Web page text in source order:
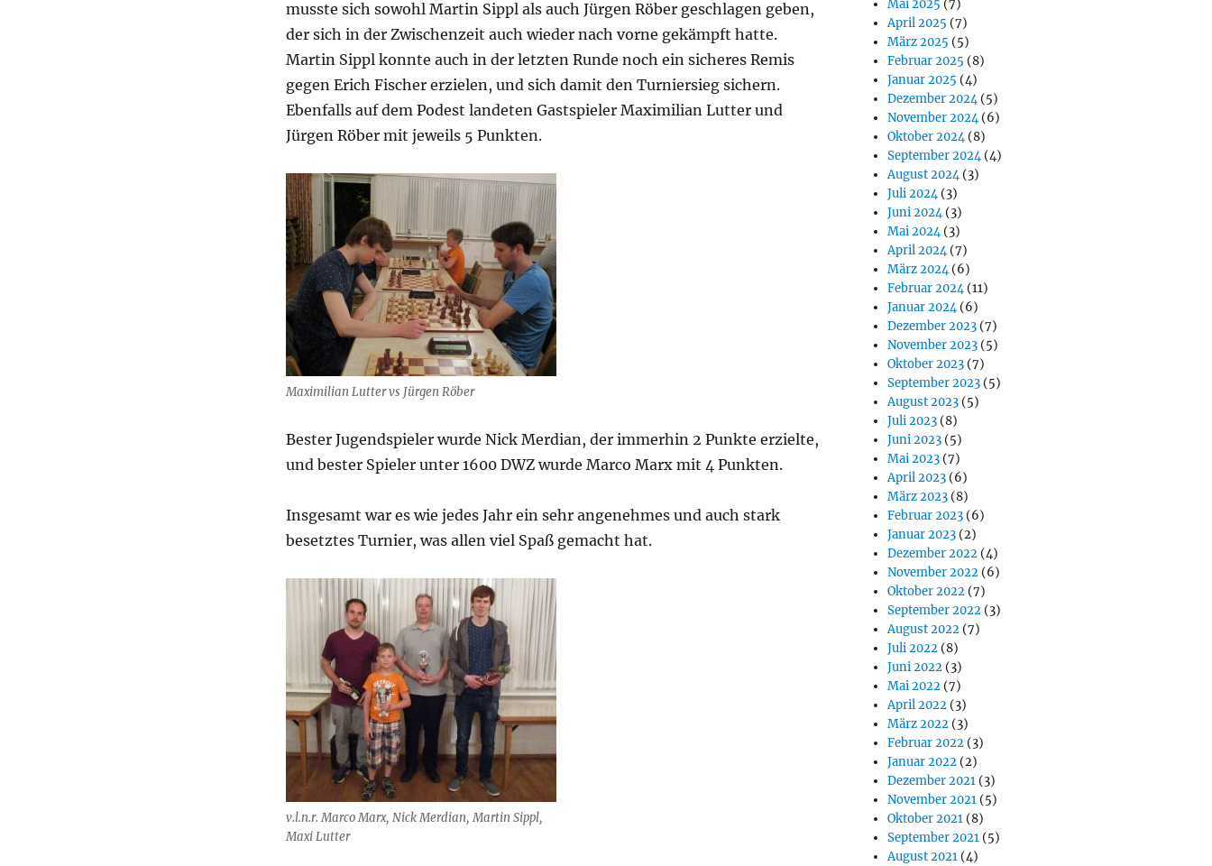
musste sich sowohl Martin Sippl als auch Jürgen Röber geschlagen geben,
der sich in der Zwischenzeit auch wieder nach vorne gekämpft hatte.
Martin Sippl konnte auch in der letzten Runde noch ein sicheres Remis
gegen Erich Fischer erzielen, und sich damit den Turniersieg sichern.
Ebenfalls auf dem Podest landeten Gastspieler Maximilian Lutter und
Jürgen Röber mit jeweils 5 Punkten.
Maximilian Lutter vs Jürgen Röber
Bester Jugendspieler wurde Nick Merdian, der immerhin 2 Punkte erzielte,
und bester Spieler unter 1600 DWZ wurde Marco Marx mit 4 Punkten.
Insgesamt war es wie jedes Jahr ein sehr angenehmes und auch stark
besetztes Turnier, was allen viel Spaß gemacht hat.
v.l.n.r. Marco Marx, Nick Merdian, Martin Sippl,
Maxi Lutter
Mai 2025 (7)
April 2025 (7)
März 2025 (5)
Februar 2025 (8)
Januar 2025 (4)
Dezember 2024(5)
November 2024(6)
Oktober 2024(8)
September 2024(4)
August 2024(3)
Juli 2024(3)
Juni 2024(3)
Mai 2024(3)
April 2024(7)
März 2024(6)
Februar 2024(11)
Januar 2024(6)
Dezember 2023 (7)
November 2023 (5)
Oktober 2023 (7)
September 2023 (5)
August 2023 (5)
Juli 2023 (8)
Juni 2023 (5)
Mai 2023 (7)
April 2023 (6)
März 2023 (8)
Februar 2023 (6)
Januar 2023 (2)
Dezember 2022 (4)
November 2022 (6)
Oktober 2022 (7)
September 2022 (3)
August 2022 (7)
Juli 2022 (8)
Juni 2022 (3)
Mai 2022 (7)
April 2022 (3)
März 2022 (3)
Februar 2022 (3)
Januar 2022 (2)
Dezember 2021 (3)
November 2021 (5)
Oktober 2021 (8)
September 2021 (5)
August 2021 (4)